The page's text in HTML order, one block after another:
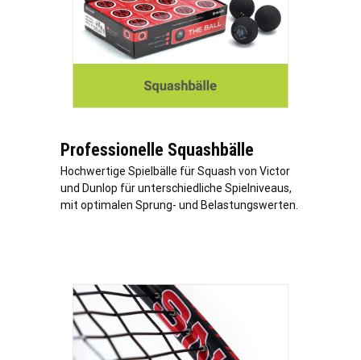
Professionelle Squashbälle
Hochwertige Spielbälle für Squash von Victor
und Dunlop für unterschiedliche Spielniveaus,
mit optimalen Sprung- und Belastungswerten.